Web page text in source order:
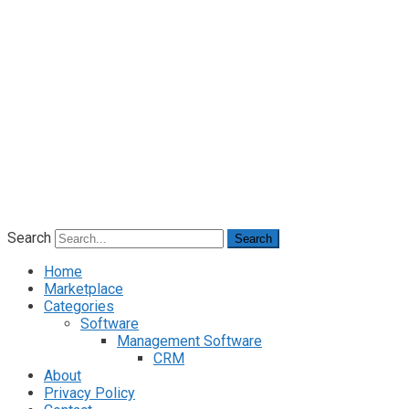
Search Search
Home
Marketplace
Categories
Software
Management Software
CRM
About
Privacy Policy